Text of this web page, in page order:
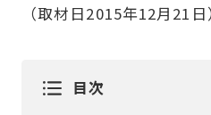
（取材日2015年12月21日
目次